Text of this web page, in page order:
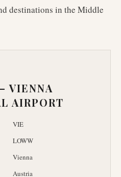
destinations in the Middle
VIENNA
AIRPORT
VIE
LOWW
Vienna
Austria